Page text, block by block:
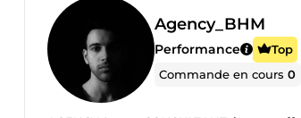
Agency_BHM
Performance
Top
Commande en cours0